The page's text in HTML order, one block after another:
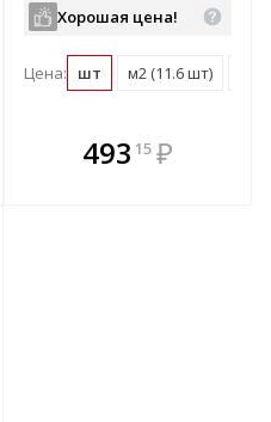
поддон (240 шт)
В комплекте
всегда выгоднее!
Хорошая цена!
Цена: шт м2 (11.6 шт)
493 15 ₽